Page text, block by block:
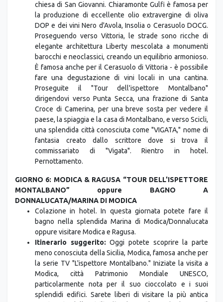
chiesa di San Giovanni. Chiaramonte Gulfi è famosa per
la produzione di eccellente olio extravergine di oliva
DOP e dei vini Nero d'Avola, Insolia o Cerasuolo DOCG.
Proseguendo verso Vittoria, le strade sono ricche di
elegante architettura Liberty mescolata a monumenti
barocchi e neoclassici, creando un equilibrio armonioso.
È famosa anche per il Cerasuolo di Vittoria - è possibile
fare una degustazione di vini locali in una cantina.
Proseguite il "Tour dell'ispettore Montalbano"
dirigendovi verso Punta Secca, una frazione di Santa
Croce di Camerina, per una breve sosta per vedere il
paese, la spiaggia e la casa di Montalbano, e verso Scicli,
una splendida città conosciuta come "VIGATA," nome di
fantasia creato dallo scrittore dove si trova il
commissariato di "Vigata". Rientro in hotel.
Pernottamento.
GIORNO 6: MODICA & RAGUSA “TOUR DELL'ISPETTORE
MONTALBANO” oppure BAGNO A
DONNALUCATA/MARINA DI MODICA
Colazione in hotel. In questa giornata potete fare il
bagno nella splendida Marina di Modica/Donnalucata
oppure visitare Modica e Ragusa.
Itinerario suggerito: Oggi potete scoprire la parte
meno conosciuta della Sicilia, Modica, famosa anche per
la serie TV "L'ispettore Montalbano." Iniziate la visita a
Modica, città Patrimonio Mondiale UNESCO,
particolarmente nota per il suo cioccolato e i suoi
splendidi edifici. Sarete liberi di visitare la più antica